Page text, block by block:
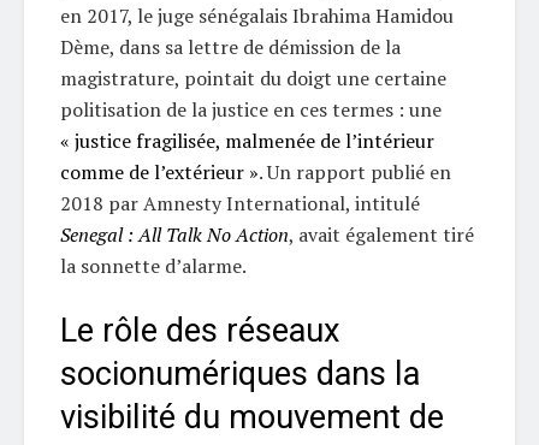
en 2017, le juge sénégalais Ibrahima Hamidou
Dème, dans sa lettre de démission de la
magistrature, pointait du doigt une certaine
politisation de la justice en ces termes : une
« justice fragilisée, malmenée de l’intérieur
comme de l’extérieur ». Un rapport publié en
2018 par Amnesty International, intitulé
Senegal : All Talk No Action, avait également tiré
la sonnette d’alarme.
Le rôle des réseaux
socionumériques dans la
visibilité du mouvement de